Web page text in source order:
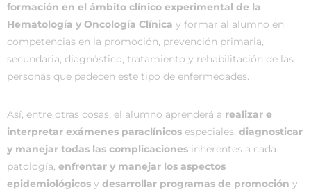
formación en el ámbito clínico experimental de la
Hematología y Oncología Clínica y formar al alumno en
competencias en la promoción, prevención primaria,
secundaria, diagnóstico, tratamiento y rehabilitación de las
personas que padecen este tipo de enfermedades.
Así, entre otras cosas, el alumno aprenderá a realizar e
interpretar exámenes paraclínicos especiales, diagnosticar
y manejar todas las complicaciones inherentes a cada
patología, enfrentar y manejar los aspectos
epidemiológicos y desarrollar programas de promoción y